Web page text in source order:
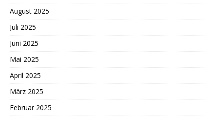
August 2025
Juli 2025
Juni 2025
Mai 2025
April 2025
März 2025
Februar 2025